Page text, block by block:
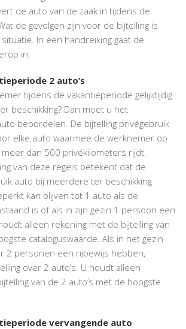
de auto van de zaak in tijdens de
de gevolgen zijn voor de bijtelling is
In een handreiking gaat de
in.
2 auto’s
tijdens de vakantieperiode gelijktijdig
beschikking? Dan moet u het
beoordelen. De bijtelling privégebruik
elke auto waarmee de werknemer op
dan 500 privékilometers rijdt.
van deze regels betekent dat de
auto bij meerdere ter beschikking
kan blijven tot 1 auto als de
is of als in zijn gezin 1 persoon een
alleen rekening met de bijtelling van
cataloguswaarde. Als in het gezin
2 personen een rijbewijs hebben,
over 2 auto’s. U houdt alleen
van de 2 auto’s met de hoogste
vervangende auto